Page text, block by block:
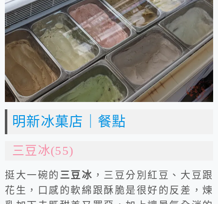
明新冰菓店｜餐點
三豆冰(55)
挺大一碗的 三豆冰 ，三豆分別紅豆、大豆跟
花生，口感的軟綿跟酥脆是很好的反差，煉